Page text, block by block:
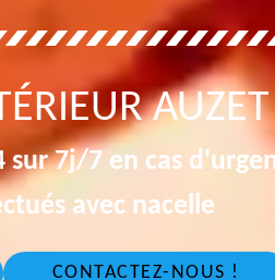
7j/7 en cas
avec nacelle
CONTACTEZ-NOUS !